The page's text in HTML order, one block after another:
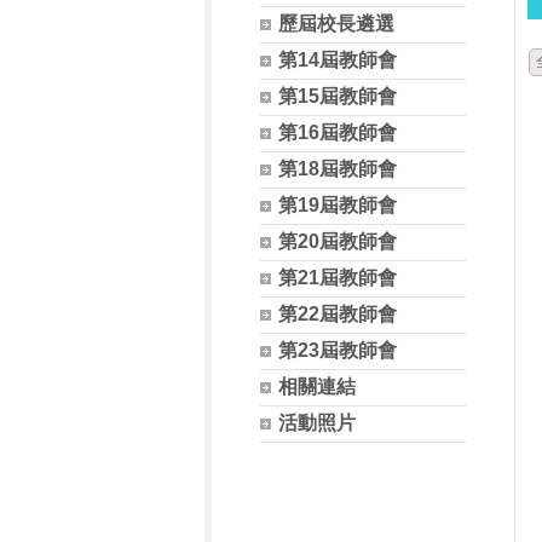
歷屆校長遴選
第14屆教師會
第15屆教師會
第16屆教師會
第18屆教師會
第19屆教師會
第20屆教師會
第21屆教師會
第22屆教師會
第23屆教師會
相關連結
活動照片